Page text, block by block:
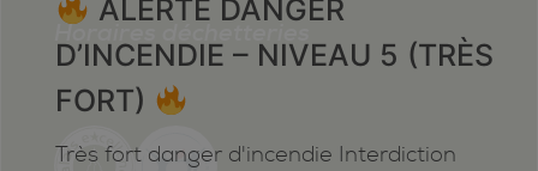
Horaires déchetteries
ALERTE DANGER
D’INCENDIE – NIVEAU 5 (TRÈS
FORT)
Très fort danger d'incendie Interdiction